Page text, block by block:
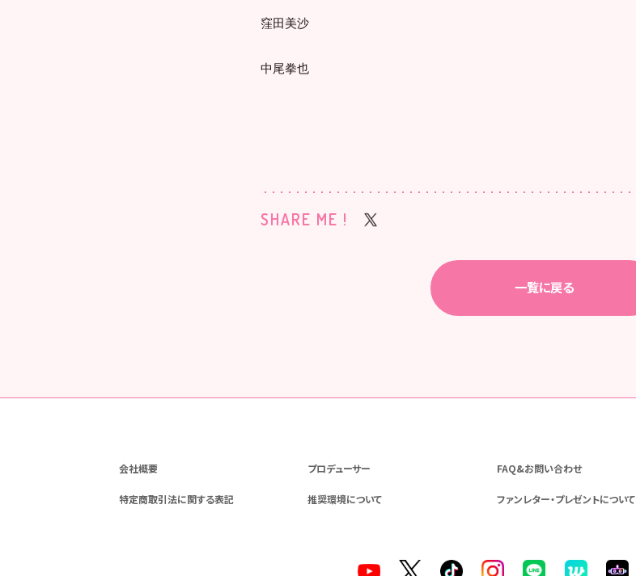
窪田美沙
中尾拳也
SHARE ME !
一覧に戻る
会社概要 プロデューサー FAQ&お問い合わせ
特定商取引法に関する表記 推奨環境について ファンレター・プレゼントについて